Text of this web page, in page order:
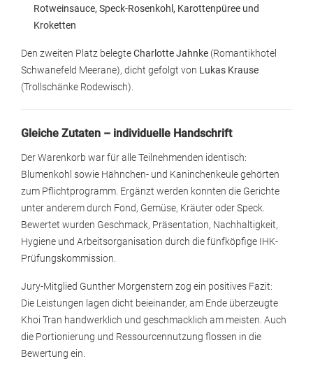
Rotweinsauce, Speck-Rosenkohl, Karottenpüree und
Kroketten
Den zweiten Platz belegteCharlotte Jahnke (Romantikhotel
Schwanefeld Meerane), dicht gefolgt von Lukas Krause
(Trollschänke Rodewisch).
Gleiche Zutaten – individuelle Handschrift
Der Warenkorb war für alle Teilnehmenden identisch:
Blumenkohl sowie Hähnchen- und Kaninchenkeule gehörten
zum Pflichtprogramm. Ergänzt werden konnten die Gerichte
unter anderem durch Fond, Gemüse, Kräuter oder Speck.
Bewertet wurden Geschmack, Präsentation, Nachhaltigkeit,
Hygiene und Arbeitsorganisation durch die fünfköpfige IHK-
Prüfungskommission.
Jury-Mitglied Gunther Morgenstern zog ein positives Fazit:
Die Leistungen lagen dicht beieinander, am Ende überzeugte
Khoi Tran handwerklich und geschmacklich am meisten. Auch
die Portionierung und Ressourcennutzung flossen in die
Bewertung ein.